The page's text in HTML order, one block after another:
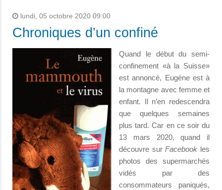
lundi, 05 octobre 2020 09:00
Chroniques d’un confiné
Quand le début du semi-
confinement «à la Suisse»
est annoncé, Eugène est à
la montagne avec femme et
enfant. Il n’en redescendra
que quelques semaines
plus tard. Car en ce soir du
13 mars 2020, quand il
découvre surFacebook les
photos des supermarchés
vidés par des
consommateurs paniqués,